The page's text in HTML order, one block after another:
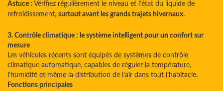
Astuce : Vérifiez régulièrement le niveau et l’état du liquide de
refroidissement, surtout avant les grands trajets hivernaux.
3. Contrôle climatique : le système intelligent pour un confort sur
mesure
Les véhicules récents sont équipés de systèmes de contrôle
climatique automatique, capables de réguler la température,
l’humidité et même la distribution de l’air dans tout l’habitacle.
Fonctions principales